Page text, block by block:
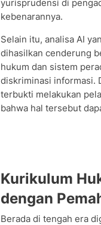
yurisprudensi di
kebenarannya.
Selain itu, analisa AI
dihasilkan cenderung
hukum dan sistem
diskriminasi informasi.
terbukti melakukan
bahwa hal tersebut
Kurikulum
dengan
Berada di tengah era